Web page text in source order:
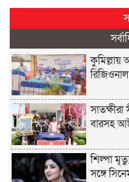
কুমিল্লায়
সাতক্ষীরা
বারসহ
শিল্পা
সঙ্গে